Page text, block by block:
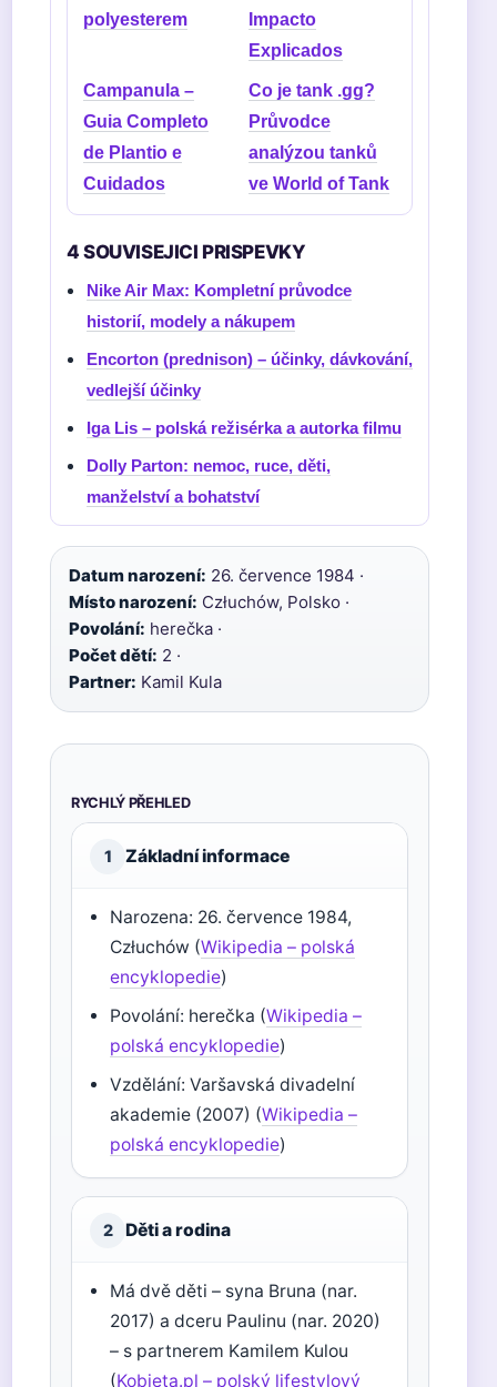
polyesterem
Impacto
Explicados
Campanula –
Guia Completo
de Plantio e
Cuidados
Co je tank .gg?
Průvodce
analýzou tanků
ve World of Tank
4 SOUVISEJICI PRISPEVKY
Nike Air Max: Kompletní průvodce
historií, modely a nákupem
Encorton (prednison) – účinky, dávkování,
vedlejší účinky
Iga Lis – polská režisérka a autorka filmu
Dolly Parton: nemoc, ruce, děti,
manželství a bohatství
Datum narození: 26. července 1984 ·
Místo narození: Człuchów, Polsko ·
Povolání: herečka ·
Počet dětí: 2 ·
Partner: Kamil Kula
RYCHLÝ PŘEHLED
1 Základní informace
Narozena: 26. července 1984,
Człuchów (Wikipedia – polská
encyklopedie)
Povolání: herečka (Wikipedia –
polská encyklopedie)
Vzdělání: Varšavská divadelní
akademie (2007) (Wikipedia –
polská encyklopedie)
2 Děti a rodina
Má dvě děti – syna Bruna (nar.
2017) a dceru Paulinu (nar. 2020)
– s partnerem Kamilem Kulou
(Kobieta.pl – polský lifestylový